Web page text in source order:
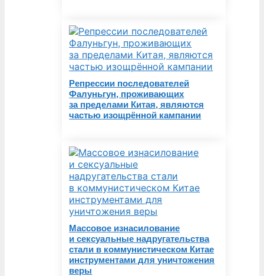
Репрессии последователей
Фалуньгун, проживающих
за пределами Китая, являются
частью изощрённой кампании
Массовое изнасилование
и сексуальные надругательства
стали в коммунистическом Китае
инструментами для уничтожения
веры